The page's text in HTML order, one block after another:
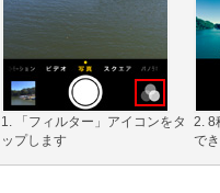
1. 「フィルター」アイコンをタ
ップします
2. 8
で